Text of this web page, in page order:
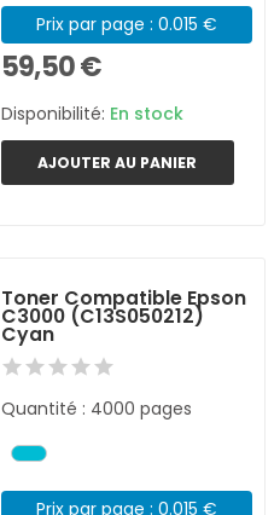
Prix par page : 0.015 €
59,50 €
Disponibilité: En stock
AJOUTER AU PANIER
Toner Compatible Epson
C3000 (C13S050212)
Cyan
Quantité : 4000 pages
Prix par page : 0.015 €